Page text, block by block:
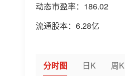
动态市盈率： 186.02
流通股本： 6.28亿
分时图 日K 周K